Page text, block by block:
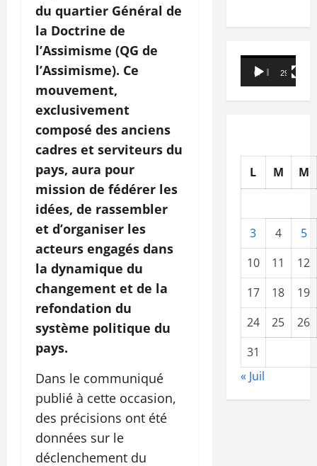
du quartier Général de
la Doctrine de
l’Assimisme (QG de
l’Assimisme). Ce
mouvement,
exclusivement
composé des anciens
cadres et serviteurs du
pays, aura pour
mission de fédérer les
idées, de rassembler
et d’organiser les
acteurs engagés dans
la dynamique du
changement et de la
refondation du
système politique du
pays.
Dans le communiqué
publié à cette occasion,
des précisions ont été
données sur le
déclenchement du
Lecteur
vidéo
00:00 29:21
L M M
3 4
5
10
11
12
17
18
19
24
25
26
31
« Juil